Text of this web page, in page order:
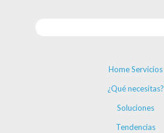
Home Servicios
¿Qué necesitas?
Soluciones
Tendencias